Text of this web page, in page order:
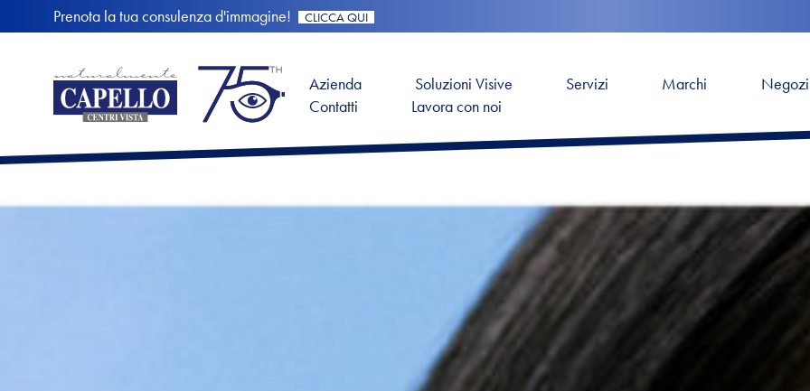
Prenota la tua consulenza d'immagine! CLICCA QUI
Azienda Soluzioni Visive Servizi Marchi Negozi
Contatti
Lavora con noi